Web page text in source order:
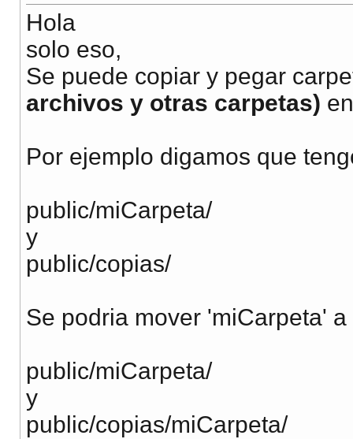
Hola
solo eso,
Se puede copiar y pegar
archivos y otras carpetas)
Por ejemplo digamos que
public/miCarpeta/
y
public/copias/
Se podria mover 'miCarpeta'
public/miCarpeta/
y
public/copias/miCarpeta/